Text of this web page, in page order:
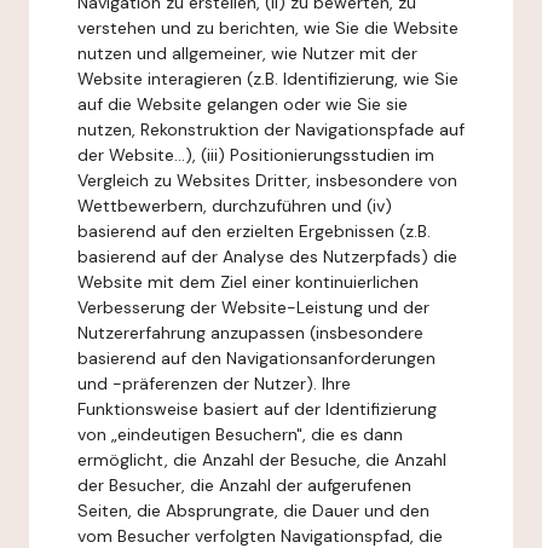
verstehen und zu berichten, wie Sie die Website
nutzen und allgemeiner, wie Nutzer mit der
Website interagieren (z.B. Identifizierung, wie Sie
auf die Website gelangen oder wie Sie sie
nutzen, Rekonstruktion der Navigationspfade auf
der Website...), (iii) Positionierungsstudien im
Vergleich zu Websites Dritter, insbesondere von
Wettbewerbern, durchzuführen und (iv)
basierend auf den erzielten Ergebnissen (z.B.
basierend auf der Analyse des Nutzerpfads) die
Website mit dem Ziel einer kontinuierlichen
Verbesserung der Website-Leistung und der
Nutzererfahrung anzupassen (insbesondere
basierend auf den Navigationsanforderungen
und -präferenzen der Nutzer). Ihre
Funktionsweise basiert auf der Identifizierung
von „eindeutigen Besuchern", die es dann
ermöglicht, die Anzahl der Besuche, die Anzahl
der Besucher, die Anzahl der aufgerufenen
Seiten, die Absprungrate, die Dauer und den
vom Besucher verfolgten Navigationspfad, die